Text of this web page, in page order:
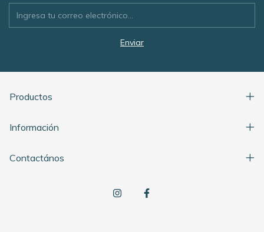
Productos
Información
Contactános